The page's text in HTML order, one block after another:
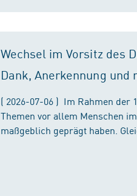
Wechsel im Vorsitz des
Dank, Anerkennung und
( 2026-07-06 ) Im Rahmen der
Themen vor allem Menschen
maßgeblich geprägt haben.